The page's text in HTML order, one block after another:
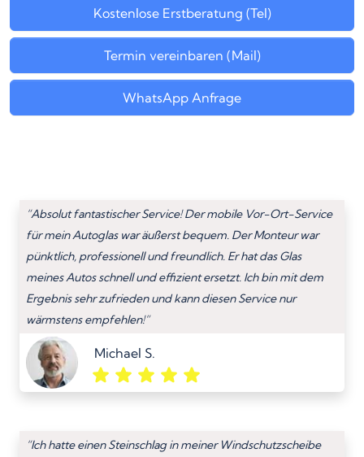
Kostenlose Erstberatung (Tel)
Termin vereinbaren (Mail)
WhatsApp Anfrage
“Absolut fantastischer Service! Der mobile Vor-Ort-Service
für mein Autoglas war äußerst bequem. Der Monteur war
pünktlich, professionell und freundlich. Er hat das Glas
meines Autos schnell und effizient ersetzt. Ich bin mit dem
Ergebnis sehr zufrieden und kann diesen Service nur
wärmstens empfehlen!”
Michael S.
“Ich hatte einen Steinschlag in meiner Windschutzscheibe